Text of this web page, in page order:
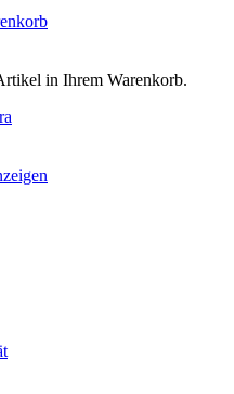
in Ihrem Warenkorb.